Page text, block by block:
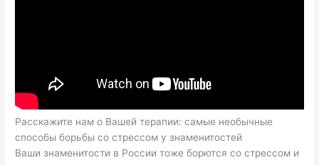
Расскажите нам о Вашей терапии: самые необычные
способы борьбы со стрессом у знаменитостей
Ваши знаменитости в России тоже борются со стрессом и